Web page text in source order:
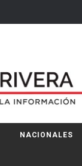
NACIONALES